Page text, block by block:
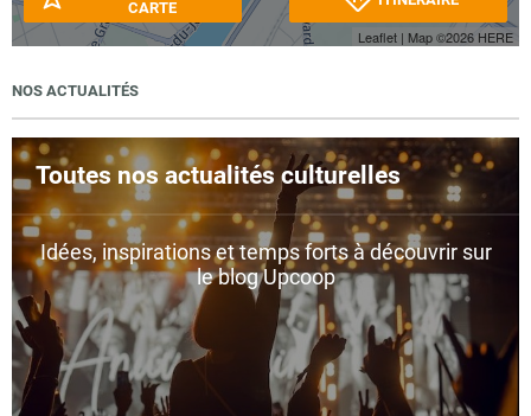
Leaflet | Map ©2026 HERE
CARTE
NOS ACTUALITÉS
Toutes nos actualités culturelles
Idées, inspirations et temps forts à découvrir sur
le blog Upcoop